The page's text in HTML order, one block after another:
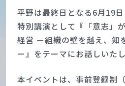
平野は最終日となる6月19日
特別講演として『「意志」
経営 ー組織の壁を越え、知
ー』をテーマにお話しいたし
本イベントは、事前登録制